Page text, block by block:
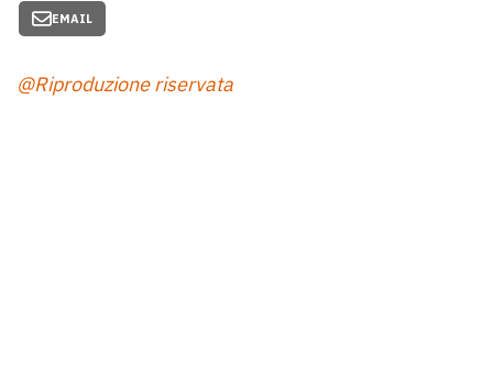
EMAIL
@Riproduzione riservata